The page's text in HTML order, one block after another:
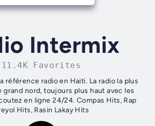
Intermix
11.4K Favorites
référence radio en Haiti. La radio la plus
grand nord, toujours plus haut avec les
en ligne 24/24. Compas Hits, Rap
Hits, Rasin Lakay Hits